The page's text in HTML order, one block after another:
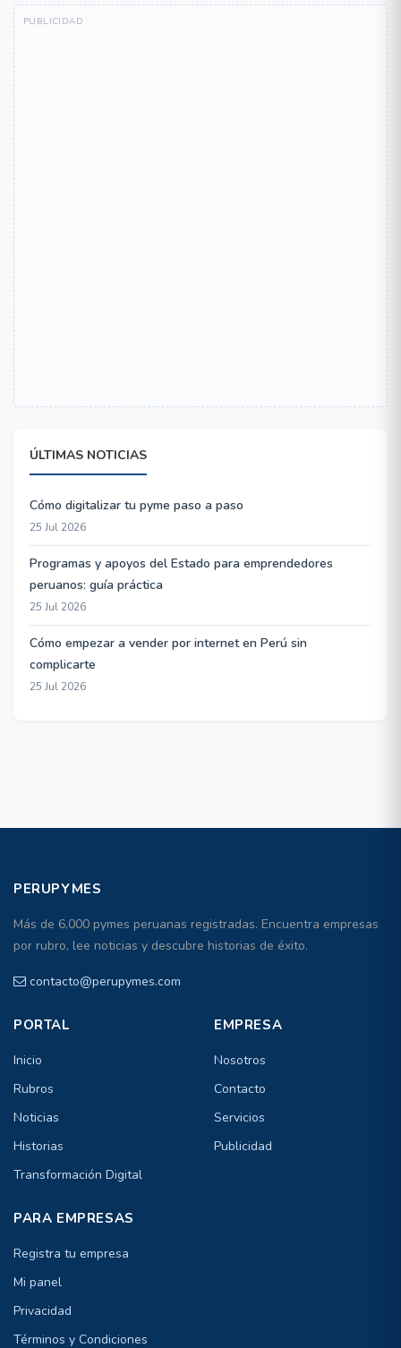
ÚLTIMAS NOTICIAS
Cómo digitalizar tu pyme paso a paso
25 Jul 2026
Programas y apoyos del Estado para emprendedores
peruanos: guía práctica
25 Jul 2026
Cómo empezar a vender por internet en Perú sin
complicarte
25 Jul 2026
PERUPYMES
Más de 6,000 pymes peruanas registradas. Encuentra empresas
por rubro, lee noticias y descubre historias de éxito.
contacto@perupymes.com
PORTAL
Inicio
Rubros
Noticias
Historias
Transformación Digital
EMPRESA
Nosotros
Contacto
Servicios
Publicidad
PARA EMPRESAS
Registra tu empresa
Mi panel
Privacidad
Términos y Condiciones